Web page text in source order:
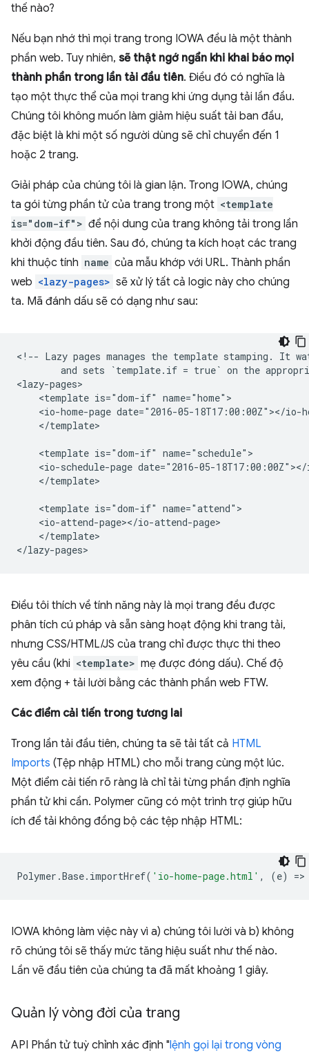
thế nào?
Nếu bạn nhớ thì mọi trang trong IOWA đều là một thành
phần web. Tuy nhiên, sẽ thật ngớ ngẩn khi khai báo mọi
thành phần trong lần tải đầu tiên. Điều đó có nghĩa là
tạo một thực thể của mọi trang khi ứng dụng tải lần đầu.
Chúng tôi không muốn làm giảm hiệu suất tải ban đầu,
đặc biệt là khi một số người dùng sẽ chỉ chuyển đến 1
hoặc 2 trang.
Giải pháp của chúng tôi là gian lận. Trong IOWA, chúng
ta gói từng phần tử của trang trong một <template
is="dom-if"> để nội dung của trang không tải trong lần
khởi động đầu tiên. Sau đó, chúng ta kích hoạt các trang
khi thuộc tính name của mẫu khớp với URL. Thành phần
web <lazy-pages> sẽ xử lý tất cả logic này cho chúng
ta. Mã đánh dấu sẽ có dạng như sau:
<!-- Lazy pages manages the template stamping. It
and sets `template.if = true` on the
<lazy-pages>
    <template is="dom-if" name="home">
<io-home-page date="2016-05-18T17:00:00Z"></io-
    </template>
    <template is="dom-if" name="schedule">
<io-schedule-page date="2016-05-
    </template>
    <template is="dom-if" name="attend">
    <io-attend-page></io-attend-page>
    </template>
Điều tôi thích về tính năng này là mọi trang đều được
phân tích cú pháp và sẵn sàng hoạt động khi trang tải,
nhưng CSS/HTML/JS của trang chỉ được thực thi theo
yêu cầu (khi <template> mẹ được đóng dấu). Chế độ
xem động + tải lười bằng các thành phần web FTW.
Các điểm cải tiến trong tương lai
Trong lần tải đầu tiên, chúng ta sẽ tải tất cả HTML
Imports (Tệp nhập HTML) cho mỗi trang cùng một lúc.
Một điểm cải tiến rõ ràng là chỉ tải từng phần định nghĩa
phần tử khi cần. Polymer cũng có một trình trợ giúp hữu
ích để tải không đồng bộ các tệp nhập HTML:
Polymer .Base. importHref( 'io-home-page.html' , (e) =>
IOWA không làm việc này vì a) chúng tôi lười và b) không
rõ chúng tôi sẽ thấy mức tăng hiệu suất như thế nào.
Lần vẽ đầu tiên của chúng ta đã mất khoảng 1 giây.
Quản lý vòng đời của trang
API Phần tử tuỳ chỉnh xác định "lệnh gọi lại trong vòng